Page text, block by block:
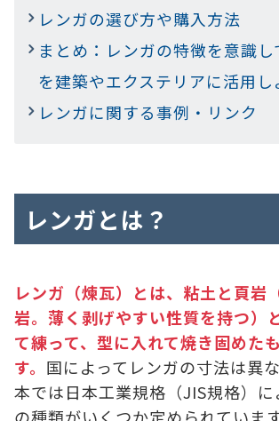
レンガの選び方や購入方法
まとめ：レンガの特徴を意識し
を建築やエクステリアに活用し
レンガに関する事例・リンク
レンガとは？
レンガ（煉瓦）とは、粘土と頁岩
岩。薄く剥げやすい性質を持つ）
て練って、型に入れて焼き固めた
す。 国によってレンガの寸法は異
本では日本工業規格（JIS規格）に